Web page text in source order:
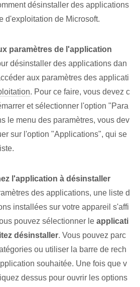
désinstaller des applications
d'exploitation de Microsoft.
paramètres de l'application
⁢désinstaller des applications dan
aux paramètres des applicati
. Pour ce faire, vous devez c
et sélectionner l'option "Para
le menu des paramètres, vous dev
sur l'option "Applications", qui se
l'application à désinstaller
des applications, une liste d
installées sur votre appareil s'affi
pouvez sélectionner le applicati
désinstaller. ⁤Vous pouvez parc
ou utiliser la barre de rech
souhaitée. Une fois que v
dessus pour ouvrir les options